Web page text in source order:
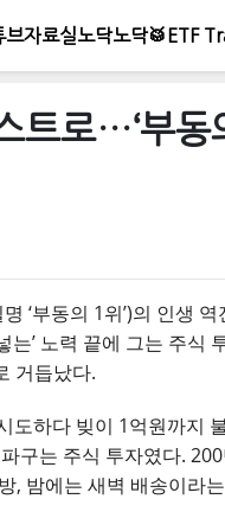
브자료실노닥노닥🥁 ETF
트로…‘부동
‘부동의 1위’)의 인생
’ 노력 끝에 그는 주식
거듭났다.
하다 빚이 1억원까지
구는 주식 투자였다.
, 밤에는 새벽 배송이라